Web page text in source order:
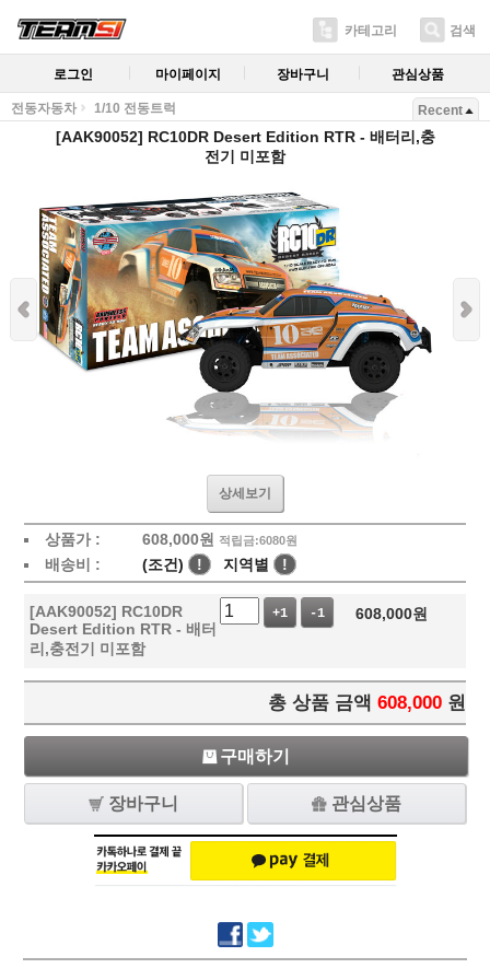
카테고리 검색
로그인 마이페이지 장바구니 관심상품
전동자동차 1/10 전동트럭 Recent
[AAK90052] RC10DR Desert Edition RTR - 배터리,충
전기 미포함
상세보기
상품가 : 608,000원 적립금:6080원
배송비 : (조건) ! 지역별 !
[AAK90052] RC10DR
Desert Edition RTR - 배터
리,충전기 미포함
+1 -1 608,000원
총 상품 금액 608,000 원
구매하기
장바구니 관심상품